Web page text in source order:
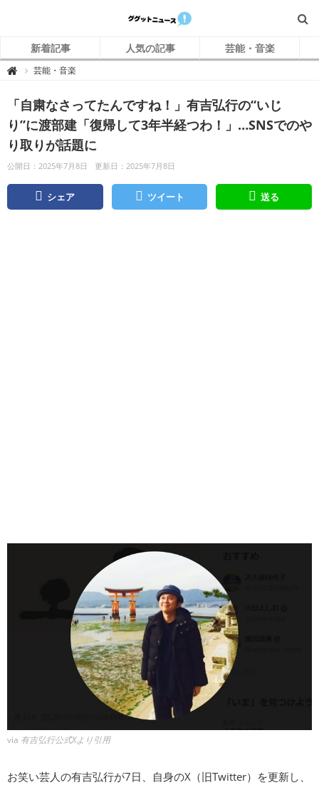
新着記事 人気の記事 芸能・音楽
 グ
ニ
ュ
ー
芸能・音楽
「自粛なさってたんですね！」有吉弘行の“いじ
り”に渡部建「復帰して3年半経つわ！」…SNSでのや
り取りが話題に
公開日：2025年7月8日 更新日：2025年7月8日
シェア ツイート 送る
via 有吉弘行公式Xより引用
お笑い芸人の有吉弘行が7日、自身のX（旧Twitter）を更新し、